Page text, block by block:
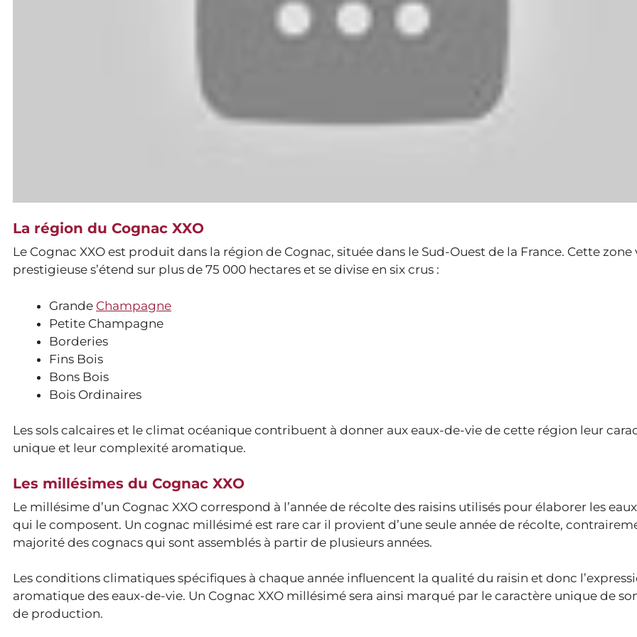
La région du Cognac XXO
Le Cognac XXO est produit dans la région de Cognac, située dans le Sud-Ouest de la France. Cette
prestigieuse s’étend sur plus de 75 000 hectares et se divise en six crus :
Grande Champagne
Petite Champagne
Borderies
Fins Bois
Bons Bois
Bois Ordinaires
Les sols calcaires et le climat océanique contribuent à donner aux eaux-de-vie de cette région leur
unique et leur complexité aromatique.
Les millésimes du Cognac XXO
Le millésime d’un Cognac XXO correspond à l’année de récolte des raisins utilisés pour élaborer les
qui le composent. Un cognac millésimé est rare car il provient d’une seule année de récolte,
majorité des cognacs qui sont assemblés à partir de plusieurs années.
Les conditions climatiques spécifiques à chaque année influencent la qualité du raisin et donc
aromatique des eaux-de-vie. Un Cognac XXO millésimé sera ainsi marqué par le caractère unique de
de production.